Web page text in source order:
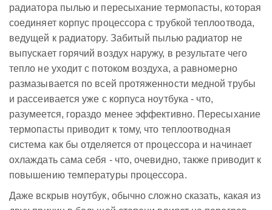
радиатора пылью и пересыхание термопасты, которая
соединяет корпус процессора с трубкой теплоотвода,
ведущей к радиатору. Забитый пылью радиатор не
выпускает горячий воздух наружу, в результате чего
тепло не уходит с потоком воздуха, а равномерно
размазывается по всей протяженности медной трубы
и рассеивается уже с корпуса ноутбука - что,
разумеется, гораздо менее эффективно. Пересыхание
термопасты приводит к тому, что теплоотводная
система как бы отделяется от процессора и начинает
охлаждать сама себя - что, очевидно, также приводит к
повышению температуры процессора.
Даже вскрыв ноутбук, обычно сложно сказать, какая из